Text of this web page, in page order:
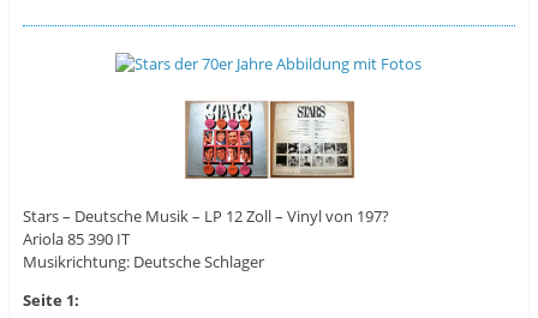
Stars – Deutsche Musik – LP 12 Zoll – Vinyl von 197?
Ariola 85 390 IT
Musikrichtung: Deutsche Schlager
Seite 1: